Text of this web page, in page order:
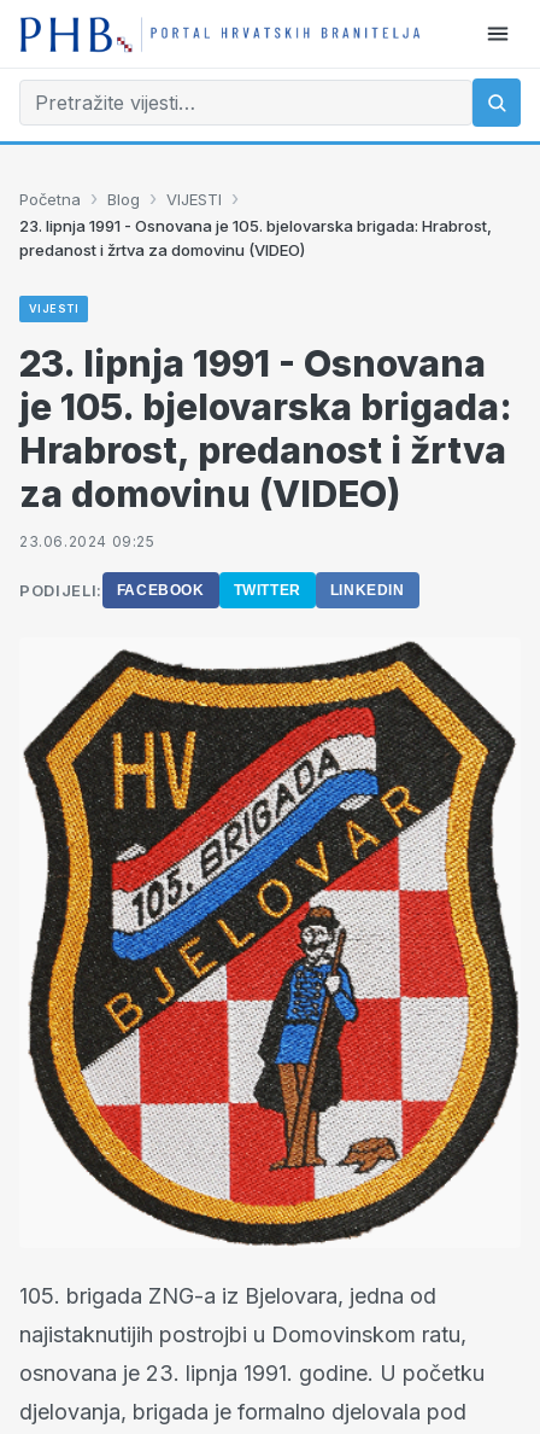
Početna › Blog › VIJESTI ›
23. lipnja 1991 - Osnovana je 105. bjelovarska brigada: Hrabrost,
predanost i žrtva za domovinu (VIDEO)
VIJESTI
23. lipnja 1991 - Osnovana
je 105. bjelovarska brigada:
Hrabrost, predanost i žrtva
za domovinu (VIDEO)
23.06.2024 09:25
PODIJELI: FACEBOOK TWITTER LINKEDIN
105. brigada ZNG-a iz Bjelovara, jedna od
najistaknutijih postrojbi u Domovinskom ratu,
osnovana je 23. lipnja 1991. godine. U početku
djelovanja, brigada je formalno djelovala pod